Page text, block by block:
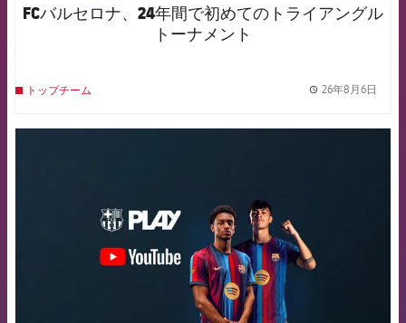
FCバルセロナ、24年間で初めてのトライアングル
トーナメント
トップチーム 26年8月6日